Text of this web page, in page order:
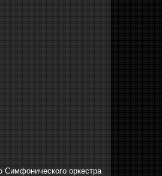
Симфонического оркестра